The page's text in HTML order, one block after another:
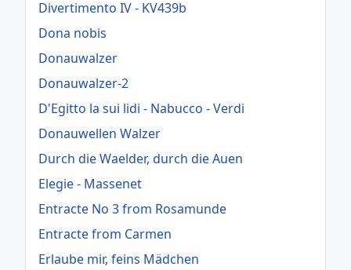
Divertimento IV - KV439b
Dona nobis
Donauwalzer
Donauwalzer-2
D'Egitto la sui lidi - Nabucco - Verdi
Donauwellen Walzer
Durch die Waelder, durch die Auen
Elegie - Massenet
Entracte No 3 from Rosamunde
Entracte from Carmen
Erlaube mir, feins Mädchen